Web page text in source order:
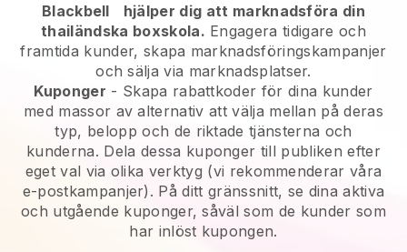
Blackbell
hjälper dig att marknadsföra din
thailändska boxskola. Engagera tidigare och
framtida kunder, skapa marknadsföringskampanjer
och sälja via marknadsplatser.
Kuponger - Skapa rabattkoder för dina kunder
med massor av alternativ att välja mellan på deras
typ, belopp och de riktade tjänsterna och
kunderna. Dela dessa kuponger till publiken efter
eget val via olika verktyg (vi rekommenderar våra
e-postkampanjer). På ditt gränssnitt, se dina aktiva
och utgående kuponger, såväl som de kunder som
har inlöst kupongen.